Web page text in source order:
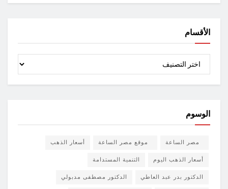
الأقسام
الوسوم
مصر الساعة موقع مصر الساعة أسعار الذهب
أسعار الذهب اليوم التنمية المستدامة
الدكتور بدر عبد العاطي الدكتور مصطفى مدبولي